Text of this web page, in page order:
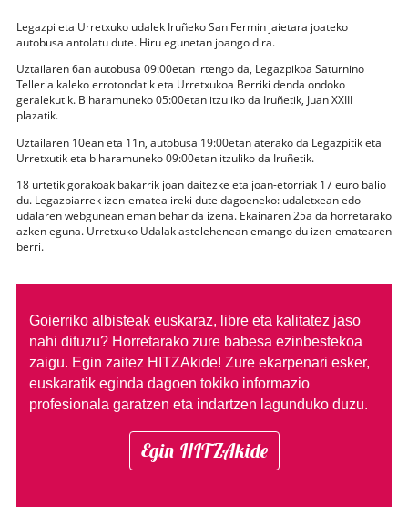
Legazpi eta Urretxuko udalek Iruñeko San Fermin jaietara joateko
autobusa antolatu dute. Hiru egunetan joango dira.
Uztailaren 6an autobusa 09:00etan irtengo da, Legazpikoa Saturnino
Telleria kaleko errotondatik eta Urretxukoa Berriki denda ondoko
geralekutik. Biharamuneko 05:00etan itzuliko da Iruñetik, Juan XXIII
plazatik.
Uztailaren 10ean eta 11n, autobusa 19:00etan aterako da Legazpitik eta
Urretxutik eta biharamuneko 09:00etan itzuliko da Iruñetik.
18 urtetik gorakoak bakarrik joan daitezke eta joan-etorriak 17 euro balio
du. Legazpiarrek izen-ematea ireki dute dagoeneko: udaletxean edo
udalaren webgunean eman behar da izena. Ekainaren 25a da horretarako
azken eguna. Urretxuko Udalak astelehenean emango du izen-ematearen
berri.
Goierriko albisteak euskaraz, libre eta kalitatez jaso
nahi dituzu? Horretarako zure babesa ezinbestekoa
zaigu. Egin zaitez HITZAkide! Zure ekarpenari esker,
euskaratik eginda dagoen tokiko informazio
profesionala garatzen eta indartzen lagunduko duzu.
Egin HITZAkide